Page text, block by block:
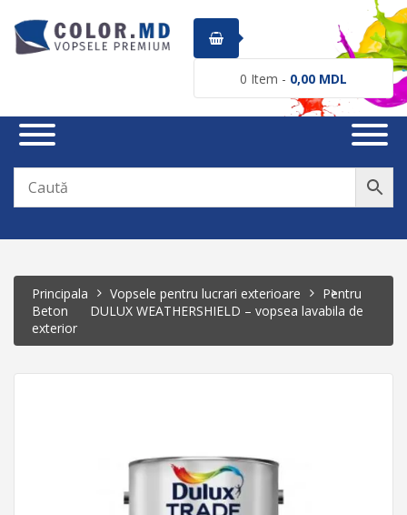
0 Item - 0,00 MDL
Principala Vopsele pentru lucrari exterioare
Pentru
Beton
DULUX WEATHERSHIELD – vopsea lavabila de
exterior